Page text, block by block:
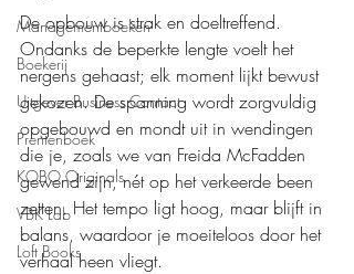
Managementboeken
Boekerij
Uitgever Business Contact
Prentenboek
KOBO Originals
VBK Lab
Loft Books
De opbouw is strak en doeltreffend.
Ondanks de beperkte lengte voelt het
nergens gehaast; elk moment lijkt bewust
gekozen. De spanning wordt zorgvuldig
opgebouwd en mondt uit in wendingen
die je, zoals we van Freida McFadden
gewend zijn, nét op het verkeerde been
zetten. Het tempo ligt hoog, maar blijft in
balans, waardoor je moeiteloos door het
verhaal heen vliegt.